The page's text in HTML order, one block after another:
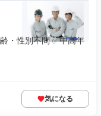
・性別不問 ✅中高年
気になる